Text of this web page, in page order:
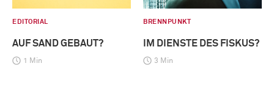
EDITORIAL
AUF SAND GEBAUT?
1 Min
BRENNPUNKT
IM DIENSTE DES FISKUS?
3 Min